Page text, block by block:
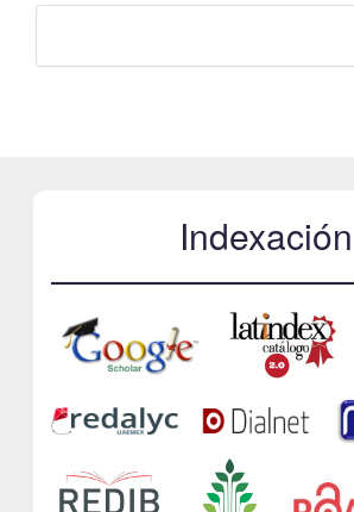
Indexación